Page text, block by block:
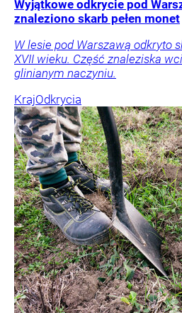
Wyjątkowe odkrycie pod
znaleziono skarb pełen monet
W lesie pod Warszawą odkryto
XVII wieku. Część znaleziska
glinianym naczyniu.
KrajOdkrycia